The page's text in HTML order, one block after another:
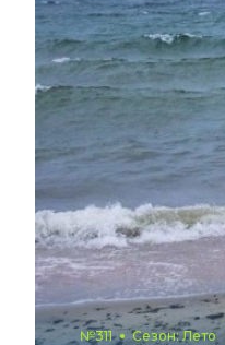
№311 Сезон: Лето